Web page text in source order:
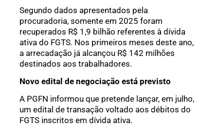
Segundo dados apresentados pela
procuradoria, somente em 2025 foram
recuperados R$ 1,9 bilhão referentes à dívida
ativa do FGTS. Nos primeiros meses deste ano,
a arrecadação já alcançou R$ 142 milhões
destinados aos trabalhadores.
Novo edital de negociação está previsto
A PGFN informou que pretende lançar, em julho,
um edital de transação voltado aos débitos do
FGTS inscritos em dívida ativa.